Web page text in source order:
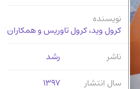
نویسنده
کرول وید، کرول تاوریس و همکاران
ناشر
رشد
سال انتشار
1397